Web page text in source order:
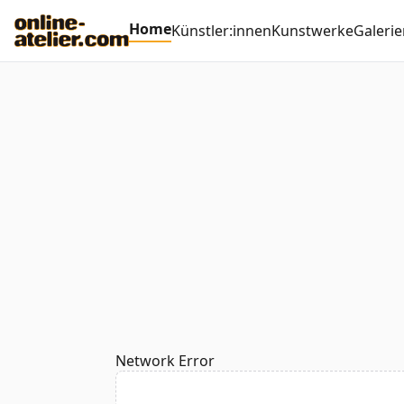
HomeKünstler:innenKunstwerke
Network Error